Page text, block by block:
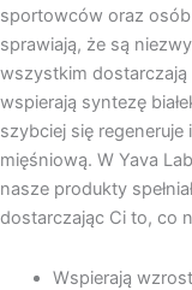
sportowców oraz
sprawiają, że są
wszystkim
wspierają syntezę
szybciej się
mięśniową. W Yava
nasze produkty
dostarczając Ci to, co
Wspierają